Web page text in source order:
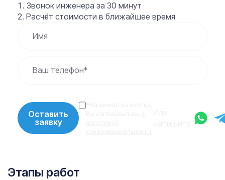
Звонок инженера за 30 минут
Расчёт стоимости в ближайшее время
Имя
Ваш телефон*
Оставить
заявку
*Нажимая на кнопку,
Этапы работ